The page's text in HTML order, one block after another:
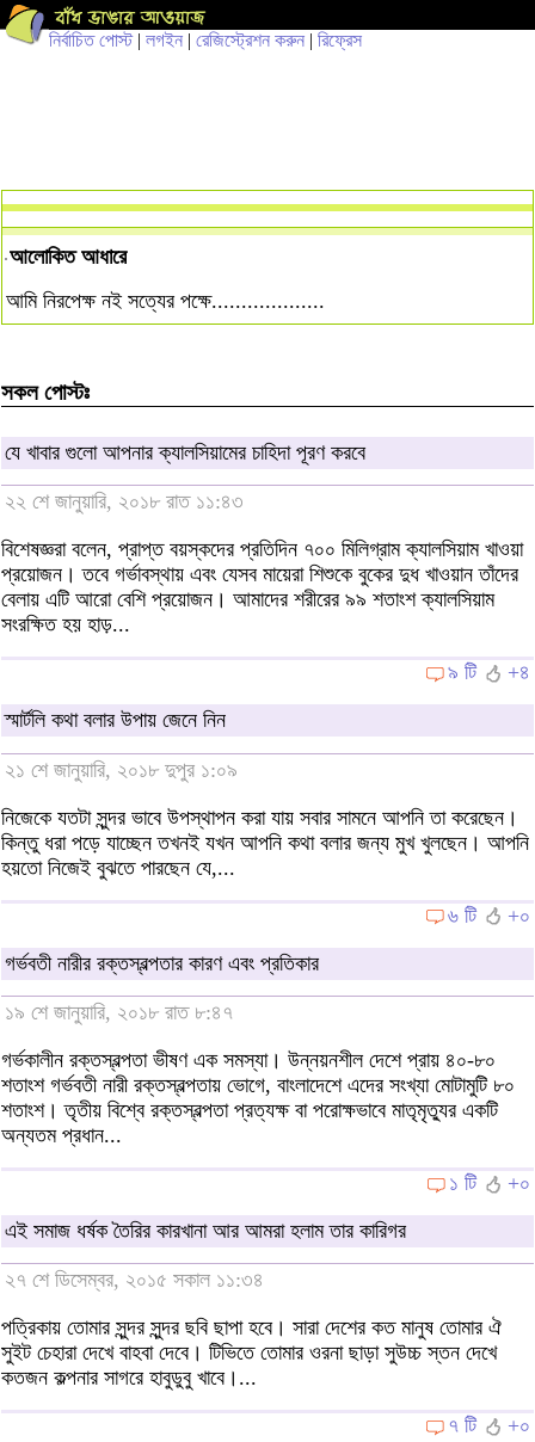
নির্বাচিত পোস্ট| লগইন | রেজিস্ট্রেশন করুন | রিফ্রেস
আলোকিত আধারে
আমি নিরপেক্ষ নই সত্যের পক্ষে...................
সকল পোস্টঃ
যে খাবার গুলো আপনার ক্যালসিয়ামের চাহিদা পূরণ করবে
২২ শে জানুয়ারি, ২০১৮ রাত ১১:৪৩
বিশেষজ্ঞরা বলেন, প্রাপ্ত বয়স্কদের প্রতিদিন ৭০০ মিলিগ্রাম ক্যালসিয়াম খাওয়া
প্রয়োজন। তবে গর্ভাবস্থায় এবং যেসব মায়েরা শিশুকে বুকের দুধ খাওয়ান তাঁদের
বেলায় এটি আরো বেশি প্রয়োজন। আমাদের শরীরের ৯৯ শতাংশ ক্যালসিয়াম
সংরক্ষিত হয় হাড়...
৯ টি
+৪
স্মার্টলি কথা বলার উপায় জেনে নিন
২১ শে জানুয়ারি, ২০১৮ দুপুর ১:০৯
নিজেকে যতটা সুন্দর ভাবে উপস্থাপন করা যায় সবার সামনে আপনি তা করেছেন।
কিন্তু ধরা পড়ে যাচ্ছেন তখনই যখন আপনি কথা বলার জন্য মুখ খুলছেন। আপনি
হয়তো নিজেই বুঝতে পারছেন যে,...
৬ টি
+০
গর্ভবতী নারীর রক্তস্বল্পতার কারণ এবং প্রতিকার
১৯ শে জানুয়ারি, ২০১৮ রাত ৮:৪৭
গর্ভকালীন রক্তস্বল্পতা ভীষণ এক সমস্যা। উন্নয়নশীল দেশে প্রায় ৪০-৮০
শতাংশ গর্ভবতী নারী রক্তস্বল্পতায় ভোগে, বাংলাদেশে এদের সংখ্যা মোটামুটি ৮০
শতাংশ। তৃতীয় বিশ্বে রক্তস্বল্পতা প্রত্যক্ষ বা পরোক্ষভাবে মাতৃমৃত্যুর একটি
অন্যতম প্রধান...
১ টি
+০
এই সমাজ ধর্ষক তৈরির কারখানা আর আমরা হলাম তার কারিগর
২৭ শে ডিসেম্বর, ২০১৫ সকাল ১১:৩৪
পত্রিকায় তোমার সুন্দর সুন্দর ছবি ছাপা হবে। সারা দেশের কত মানুষ তোমার ঐ
সুইট চেহারা দেখে বাহবা দেবে। টিভিতে তোমার ওরনা ছাড়া সুউচ্চ স্তন দেখে
কতজন কল্পনার সাগরে হাবুডুবু খাবে।...
৭ টি
+০